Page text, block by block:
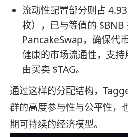
流动性配置部分则占
枚），已与等值的 $BNB
PancakeSwap，确保代
健康的市场流通性，支
由买卖 $TAG。
通过这样的分配结构，
群的高度参与性与公平性，
期可持续的经济模型。